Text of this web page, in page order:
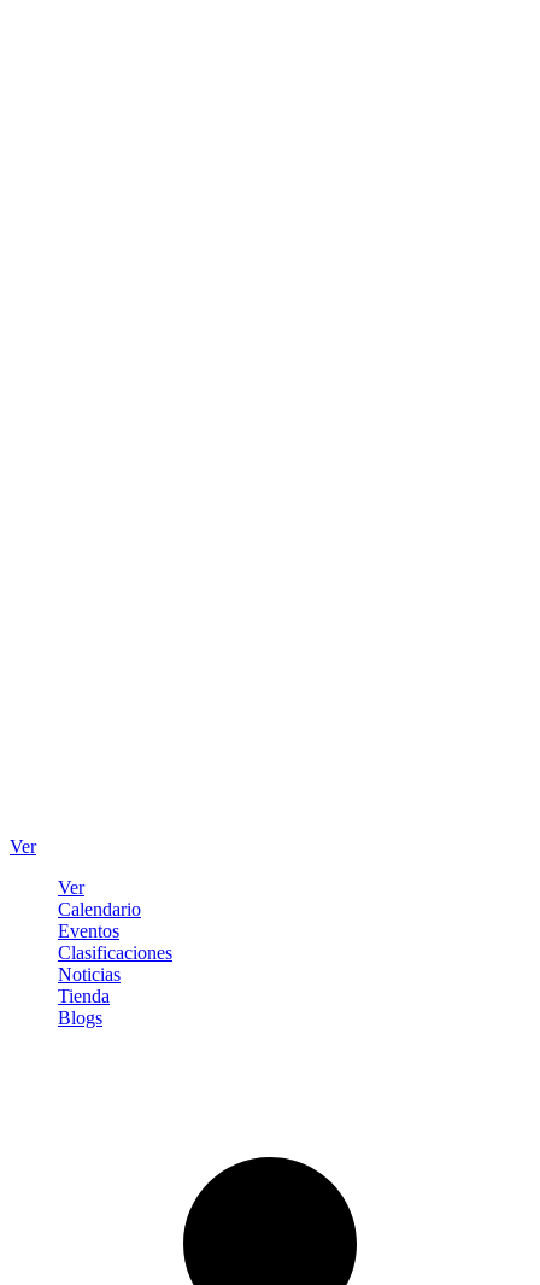
Ver
Ver
Calendario
Eventos
Clasificaciones
Noticias
Tienda
Blogs